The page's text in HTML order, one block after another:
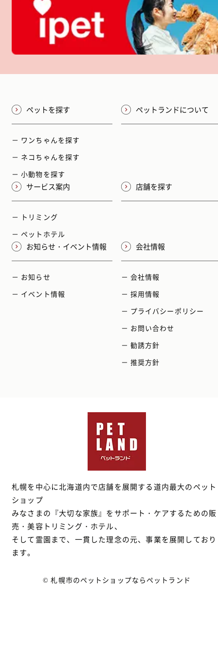
ペットを探す
－ ワンちゃんを探す
－ ネコちゃんを探す
－ 小動物を探す
ペットランドについて
サービス案内
－ トリミング
－ ペットホテル
店舗を探す
お知らせ・イベント情報
－ お知らせ
－ イベント情報
会社情報
－ 会社情報
－ 採用情報
－ プライバシーポリシー
－ お問い合わせ
－ 勧誘方針
－ 推奨方針
札幌を中心に北海道内で店舗を展開する道内最大のペット
ショップ
みなさまの『大切な家族』をサポート・ケアするための販
売・美容トリミング・ホテル、
そして霊園まで、一貫した理念の元、事業を展開しており
ます。
© 札幌市のペットショップならペットランド